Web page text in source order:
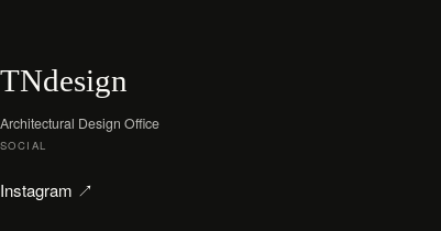
TNdesign
Architectural Design Office
SOCIAL
Instagram ↗